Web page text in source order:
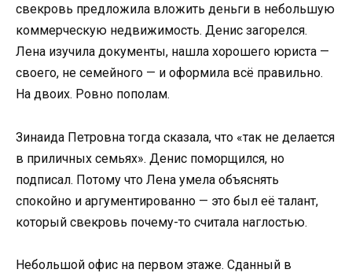
свекровь предложила вложить деньги в небольшую
коммерческую недвижимость. Денис загорелся.
Лена изучила документы, нашла хорошего юриста —
своего, не семейного — и оформила всё правильно.
На двоих. Ровно пополам.
Зинаида Петровна тогда сказала, что «так не делается
в приличных семьях». Денис поморщился, но
подписал. Потому что Лена умела объяснять
спокойно и аргументированно — это был её талант,
который свекровь почему-то считала наглостью.
Небольшой офис на первом этаже. Сданный в